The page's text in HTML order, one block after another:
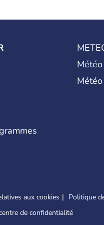
aux cookies
Politique
de confidentialité